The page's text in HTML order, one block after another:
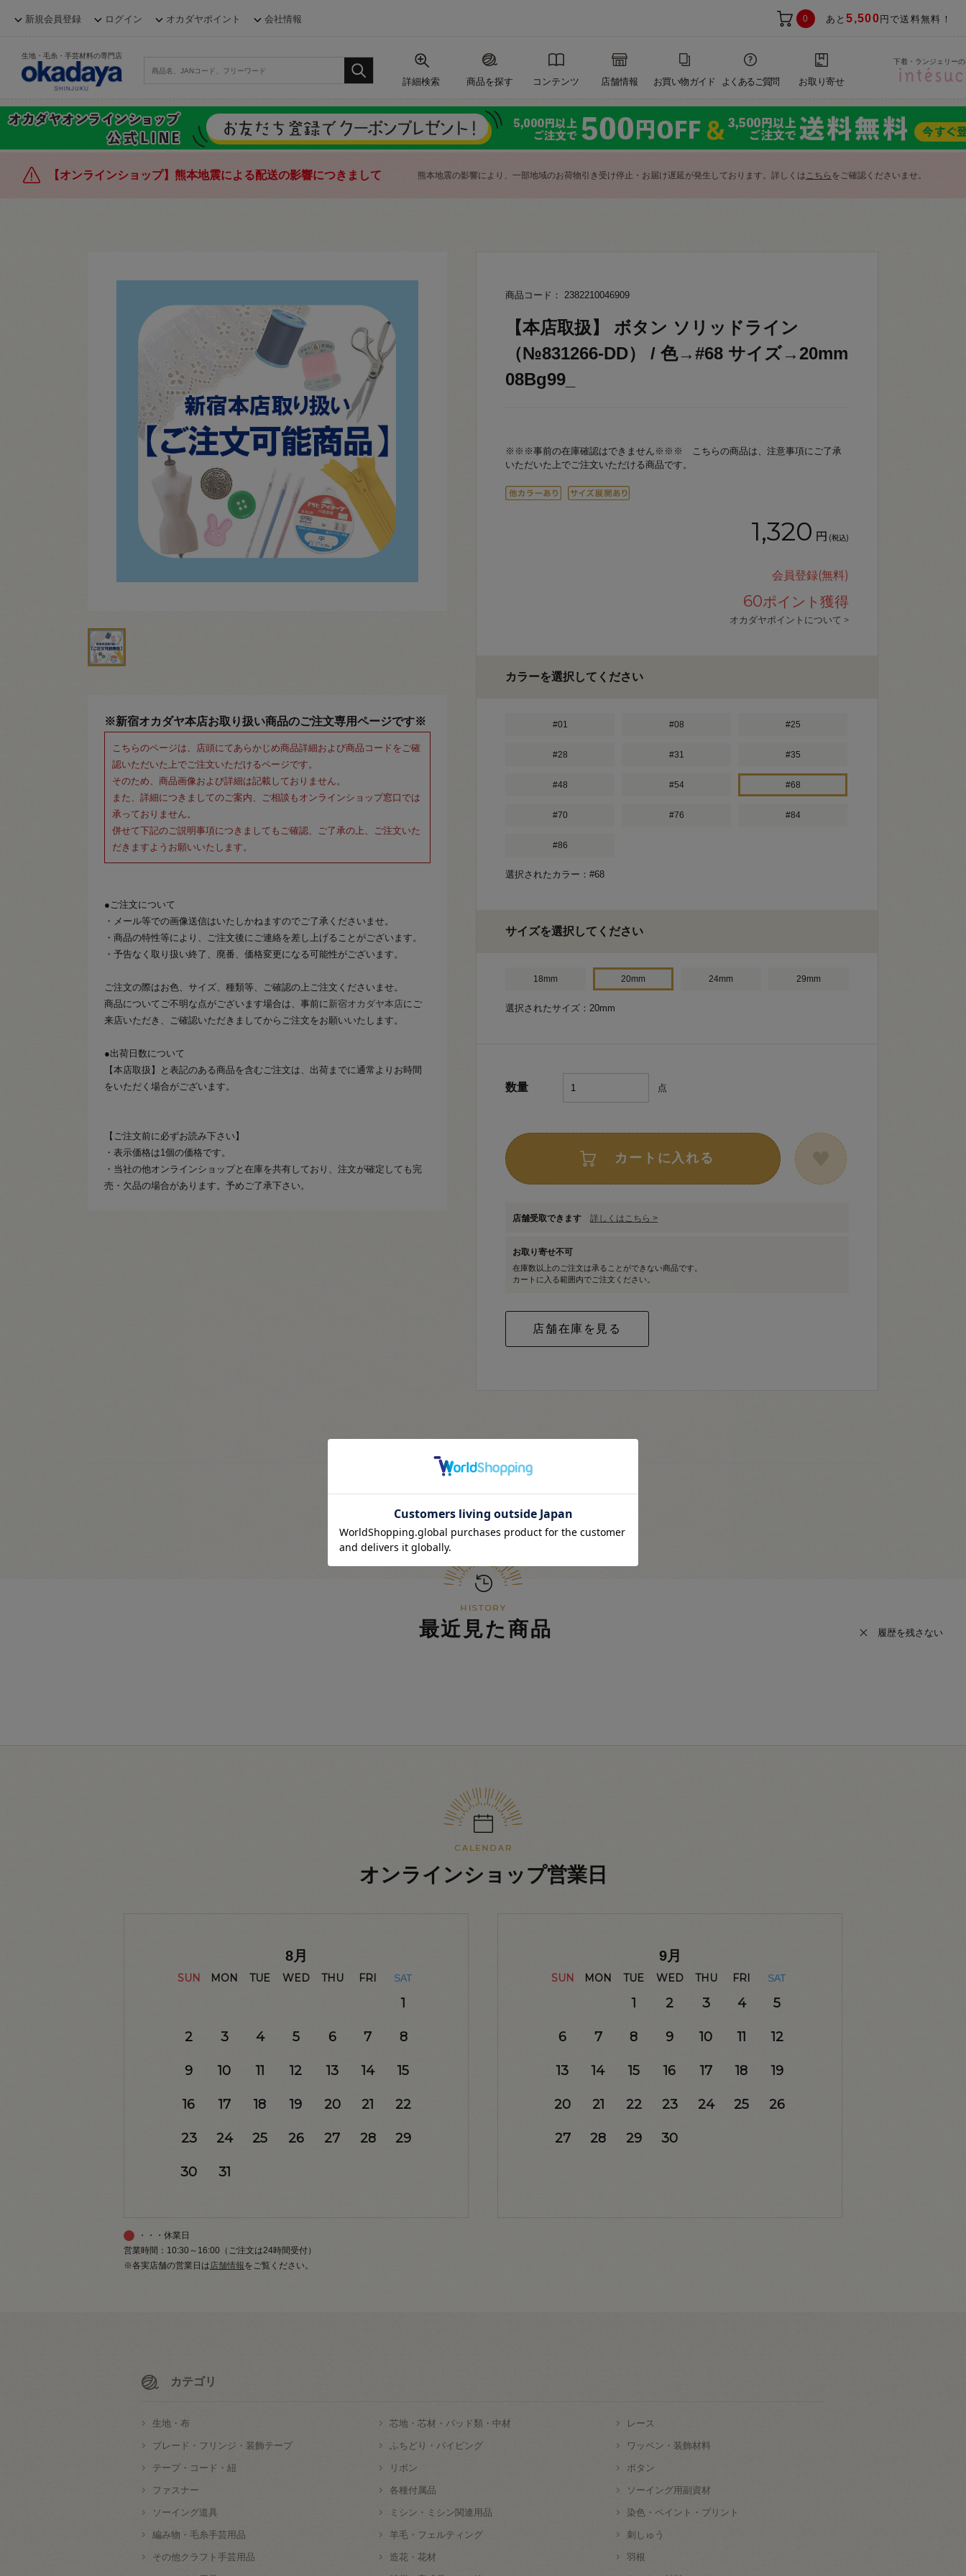
新規会員登録 ログイン オカダヤポイント 会社情報 0 あと5,500 円で送料無料！
生地・毛糸・手芸材料の専門店
詳細検索 商品を探す コンテンツ 店舗情報 お買い物ガイド よくあるご質問 お取り寄せ
下着・ランジェリー
【オンラインショップ】熊本地震による配送の影響につきまして 熊本地震の影響により、一部地域のお荷物引き受け停止・お届け遅延が発生しております。詳しくはこちら をご確認くださいませ。
※新宿オカダヤ本店お取り扱い商品のご注文専用ページです※
こちらのページは、店頭にてあらかじめ商品詳細および商品コードをご確
認いただいた上でご注文いただけるページです。
そのため、商品画像および詳細は記載しておりません。
また、詳細につきましてのご案内、ご相談もオンラインショップ窓口では
承っておりません。
併せて下記のご説明事項につきましてもご確認、ご了承の上、ご注文いた
だきますようお願いいたします。
●ご注文について
・メール等での画像送信はいたしかねますのでご了承くださいませ。
・商品の特性等により、ご注文後にご連絡を差し上げることがございます。
・予告なく取り扱い終了、廃番、価格変更になる可能性がございます。
ご注文の際はお色、サイズ、種類等、ご確認の上ご注文くださいませ。
商品についてご不明な点がございます場合は、事前に 新宿オカダヤ本店にご
来店いただき、ご確認いただきましてからご注文をお願いいたします。
●出荷日数について
【本店取扱】と表記のある商品を含むご注文は、出荷までに通常よりお時間
をいただく場合がございます。
【ご注文前に必ずお読み下さい】
・表示価格は1個の価格です。
・当社の他オンラインショップと在庫を共有しており、注文が確定しても完
売・欠品の場合があります。予めご了承下さい。
商品コード： 2382210046909
【本店取扱】 ボタン ソリッドライン
（№831266-DD） / 色→#68 サイズ→20mm
08Bg99_
※※※事前の在庫確認はできません※※※ こちらの商品は、注意事項にご了承
いただいた上でご注文いただける商品です。
1,320 円 (税込)
会員登録(無料)
60ポイント獲得
オカダヤポイントについて >
カラーを選択してください
#01 #08 #25
#28 #31 #35
#48 #54 #68
#70 #76 #84
#86
選択されたカラー：#68
サイズを選択してください
18mm 20mm 24mm 29mm
選択されたサイズ：20mm
数量 点
カートに入れる
店舗受取できます 詳しくはこちら >
お取り寄せ不可
在庫数以上のご注文は承ることができない商品です。
カートに入る範囲内でご注文ください。
最近見た商品 履歴を残さない
オンラインショップ営業日
8月
SUN MON TUE WED THU FRI SAT
1
2 3 4 5 6 7 8
9 10 11 12 13 14 15
16 17 18 19 20 21 22
23 24 25 26 27 28 29
30 31
9月
SUN MON TUE WED THU FRI SAT
1 2 3 4 5
6 7 8 9 10 11 12
13 14 15 16 17 18 19
20 21 22 23 24 25 26
27 28 29 30
・・・休業日
営業時間：10:30～16:00（ご注文は24時間受付）
※各実店舗の営業日は店舗情報をご覧ください。
カテゴリ
生地・布 芯地・芯材・パッド類・中材 レース
ブレード・フリンジ・装飾テープ ふちどり・パイピング ワッペン・装飾材料
テープ・コード・紐 リボン ボタン
ファスナー 各種付属品 ソーイング用副資材
ソーイング道具 ミシン・ミシン関連用品 染色・ペイント・プリント
編み物・毛糸手芸用品 羊毛・フェルティング 刺しゅう
その他クラフト手芸用品 造花・花材 羽根